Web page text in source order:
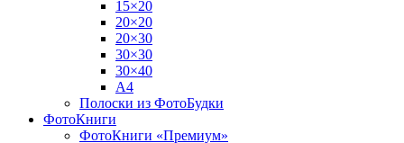
15×20
20×20
20×30
30×30
30×40
A4
Полоски из ФотоБудки
ФотоКниги
ФотоКниги «Премиум»